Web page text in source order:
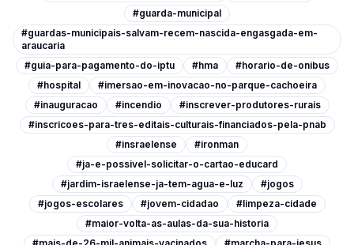
#guarda-municipal
#guardas-municipais-salvam-recem-nascida-engasgada-em-
araucaria
#guia-para-pagamento-do-iptu
#hma
#horario-de-onibus
#hospital
#imersao-em-inovacao-no-parque-cachoeira
#inauguracao
#incendio
#inscrever-produtores-rurais
#inscricoes-para-tres-editais-culturais-financiados-pela-pnab
#insraelense
#ironman
#ja-e-possivel-solicitar-o-cartao-educard
#jardim-israelense-ja-tem-agua-e-luz
#jogos
#jogos-escolares
#jovem-cidadao
#limpeza-cidade
#maior-volta-as-aulas-da-sua-historia